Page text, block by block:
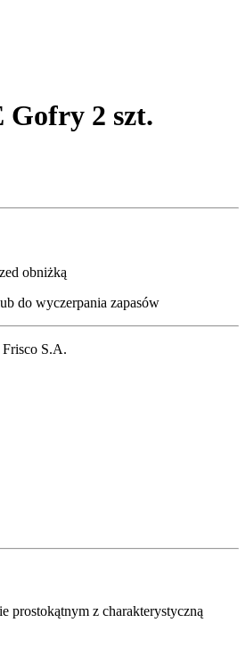
2 szt.
obniżką
do wyczerpania zapasów
Frisco S.A.
prostokątnym z charakterystyczną